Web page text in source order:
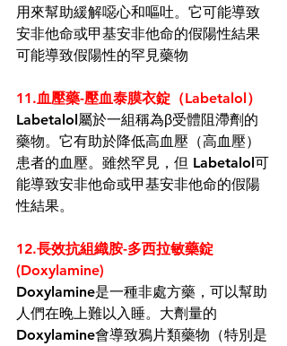
用來幫助緩解噁心和嘔吐。它可能導致
安非他命或甲基安非他命的假陽性結果
可能導致假陽性的罕見藥物
11.血壓藥-壓血泰膜衣錠（Labetalol）
Labetalol屬於一組稱為β受體阻滯劑的
藥物。它有助於降低高血壓（高血壓）
患者的血壓。雖然罕見，但 Labetalol可
能導致安非他命或甲基安非他命的假陽
性結果。
12.長效抗組織胺-多西拉敏藥錠
(Doxylamine)
Doxylamine是一種非處方藥，可以幫助
人們在晚上難以入睡。大劑量的
Doxylamine會導致鴉片類藥物（特別是